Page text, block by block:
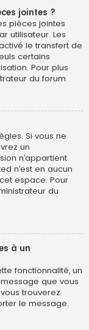
jointes ?
pièces jointes
utilisateur. Les
le transfert de
certains
Pour plus
du forum.
Si vous ne
un
n’appartient
n’est en aucun
espace. Pour
du
à un
fonctionnalité, un
que vous
trouverez
le message.